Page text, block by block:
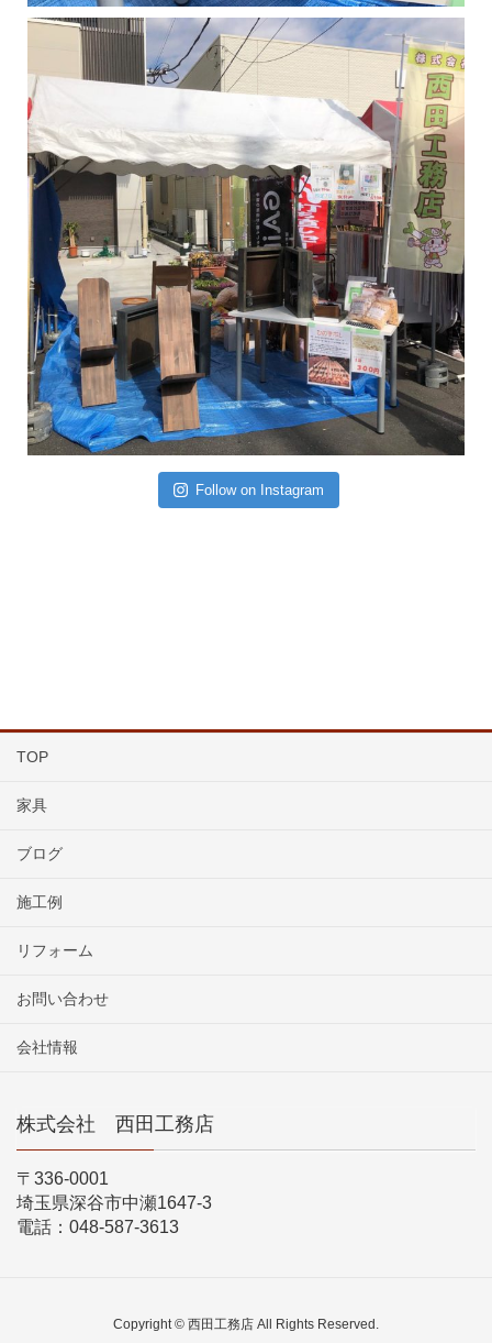
Follow on Instagram
TOP
家具
ブログ
施工例
リフォーム
お問い合わせ
会社情報
株式会社 西田工務店
〒336-0001
埼玉県深谷市中瀬1647-3
電話：048-587-3613
Copyright © 西田工務店 All Rights Reserved.